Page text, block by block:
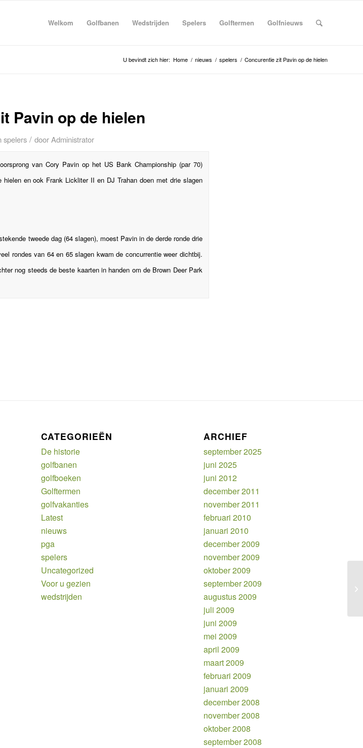
Welkom Golfbanen Wedstrijden Spelers Golftermen Golfnieuws
U bevindt zich hier: Home / nieuws / spelers / Concurentie zit Pavin op de hielen
Pavin op de hielen
spelers / door Administrator
van Cory Pavin op het US Bank Championship (par 70)
en ook Frank Lickliter II en DJ Trahan doen met drie slagen
tweede dag (64 slagen), moest Pavin in de derde ronde drie
rondes van 64 en 65 slagen kwam de concurrentie weer dichtbij.
nog steeds de beste kaarten in handen om de Brown Deer Park
CATEGORIEËN
De historie
golfbanen
golfboeken
Golftermen
golfvakanties
Latest
nieuws
pga
spelers
Uncategorized
Voor u gezien
wedstrijden
ARCHIEF
september 2025
juni 2025
juni 2012
december 2011
november 2011
februari 2010
januari 2010
december 2009
november 2009
oktober 2009
september 2009
augustus 2009
juli 2009
juni 2009
mei 2009
april 2009
maart 2009
februari 2009
januari 2009
december 2008
november 2008
oktober 2008
september 2008